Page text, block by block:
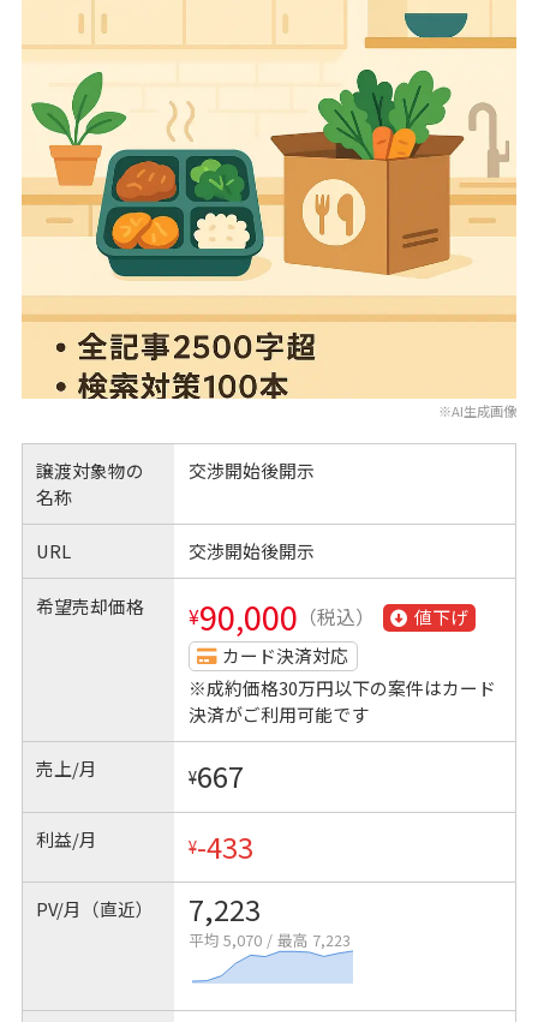
※AI生成画像
譲渡対象物の
名称
交渉開始後開示
URL 交渉開始後開示
希望売却価格 ¥90,000 （税込）
値下げ
カード決済対応
※成約価格30万円以下の案件はカード
決済がご利用可能です
売上/月 ¥667
利益/月 ¥-433
PV/月（直近） 7,223
平均 5,070 / 最高 7,223